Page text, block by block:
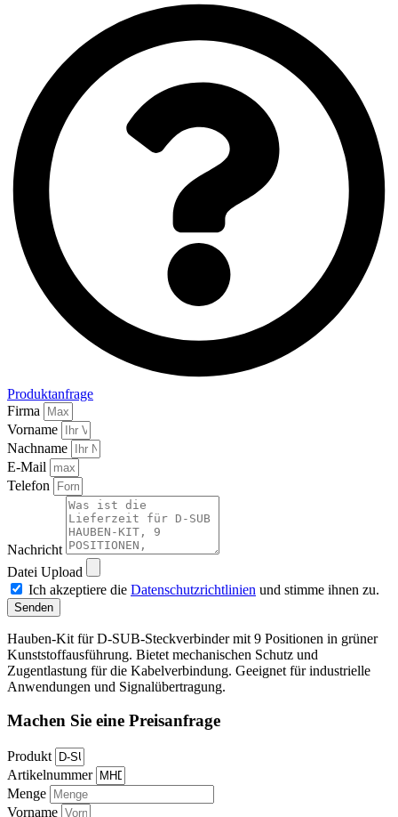
Produktanfrage
Firma
Vorname
Nachname
E-Mail
Telefon
Nachricht
Datei Upload
Ich akzeptiere die Datenschutzrichtlinien und stimme ihnen zu.
Senden
Hauben-Kit für D-SUB-Steckverbinder mit 9 Positionen in grüner
Kunststoffausführung. Bietet mechanischen Schutz und
Zugentlastung für die Kabelverbindung. Geeignet für industrielle
Anwendungen und Signalübertragung.
Machen Sie eine Preisanfrage
Produkt
Artikelnummer
Menge
Vorname